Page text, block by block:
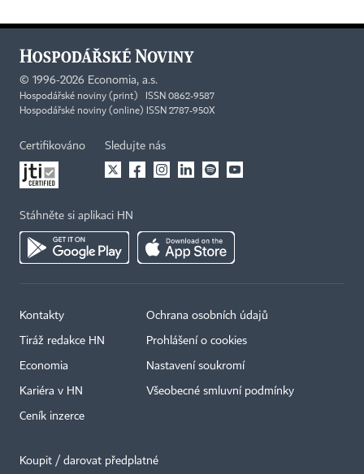
© 1996-2026 Economia, a.s.
Hospodářské noviny (print) ISSN 0862-9587
Hospodářské noviny (online) ISSN 2787-950X
Certifikováno Sledujte nás
Stáhněte si aplikaci HN
Kontakty
Tiráž redakce HN
Economia
Kariéra v HN
Ceník inzerce
Ochrana osobních údajů
Prohlášení o cookies
Nastavení soukromí
Všeobecné smluvní podmínky
Koupit / darovat předplatné